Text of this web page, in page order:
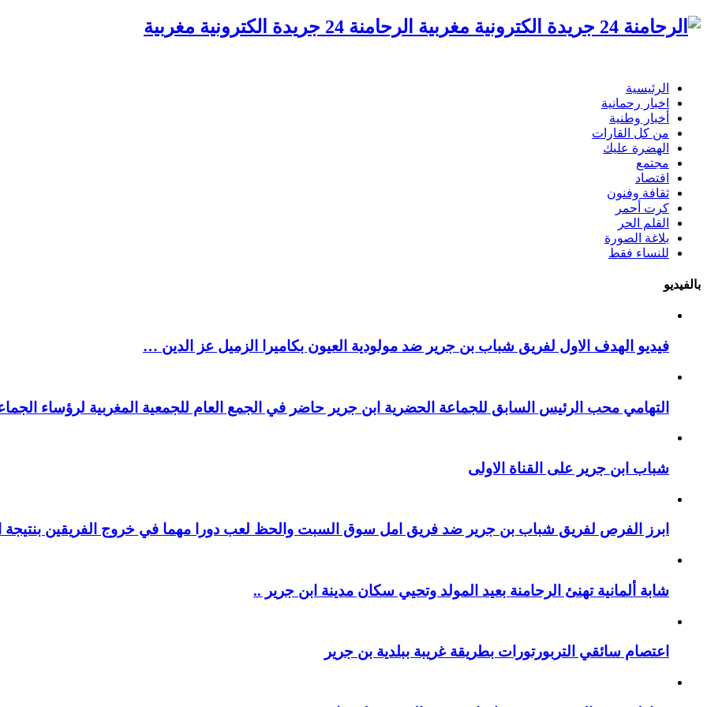
الرحامنة 24 جريدة الكترونية مغربية
الرئيسية
اخبار رحمانية
أخبار وطنية
من كل القارات
الهضرة عليك
مجتمع
اقتصاد
ثقافة وفنون
كرت أحمر
القلم الحر
بلاغة الصورة
للنساء فقط
بالفيديو
فيديو الهدف الاول لفريق شباب بن جرير ضد مولودية العيون بكاميرا الزميل عز الدين …
التهامي محب الرئيس السابق للجماعة الحضرية ابن جرير حاضر في الجمع العام للجمعية المغربية لرؤساء
شباب ابن جرير على القناة الاولى
ابرز الفرص لفريق شباب بن جرير ضد فريق امل سوق السبت والحظ لعب دورا مهما في خروج الفريقين بنتيجة
شابة ألمانية تهنئ الرحامنة بعيد المولد وتحيي سكان مدينة ابن جرير ..
اعتصام سائقي التربورتورات بطريقة غريبة ببلدية بن جرير